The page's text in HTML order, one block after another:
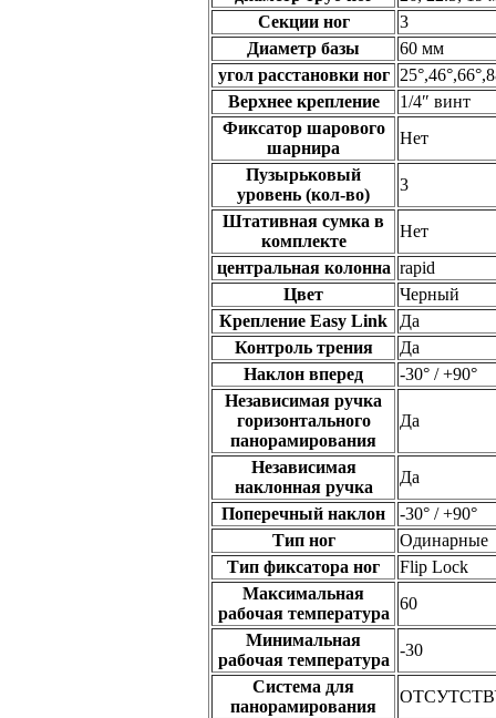
Секции ног
3
Диаметр базы
60 мм
угол расстановки ног
Верхнее крепление
1/4″ винт
Фиксатор шарового
шарнира
Нет
Пузырьковый
уровень (кол-во)
3
Штативная сумка в
комплекте
Нет
центральная колонна rapid
Цвет
Черный
Крепление Easy Link
Да
Контроль трения
Да
Наклон вперед
-30° / +90°
Независимая ручка
горизонтального
панорамирования
Да
Независимая
наклонная ручка
Да
Поперечный наклон
-30° / +90°
Тип ног
Одинарные
Тип фиксатора ног
Flip Lock
Максимальная
рабочая температура
60
Минимальная
рабочая температура
-30
Система для
панорамирования